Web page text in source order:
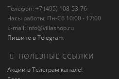
Телефон: +7 (495) 108-53-76
Часы работы: Пн-Сб 10:00 - 17:00
E-mail: info@villashop.ru
Пишите в Telegram
ПОЛЕЗНЫЕ ССЫЛКИ
Акции в Телеграм канале!